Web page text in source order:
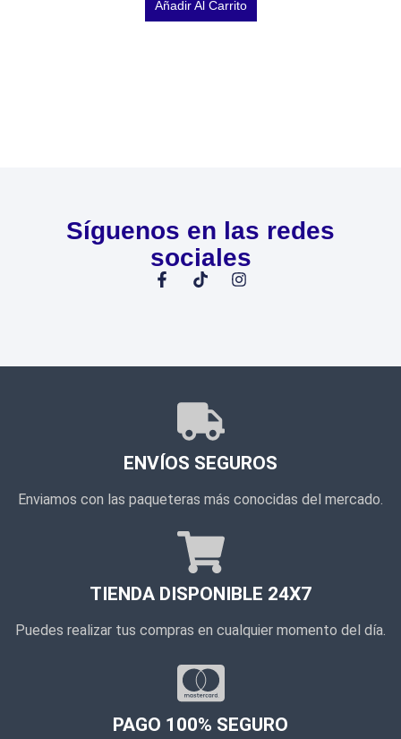
Añadir Al Carrito
Síguenos en las redes
sociales
ENVÍOS SEGUROS
Enviamos con las paqueteras más conocidas del mercado.
TIENDA DISPONIBLE 24X7
Puedes realizar tus compras en cualquier momento del día.
PAGO 100% SEGURO